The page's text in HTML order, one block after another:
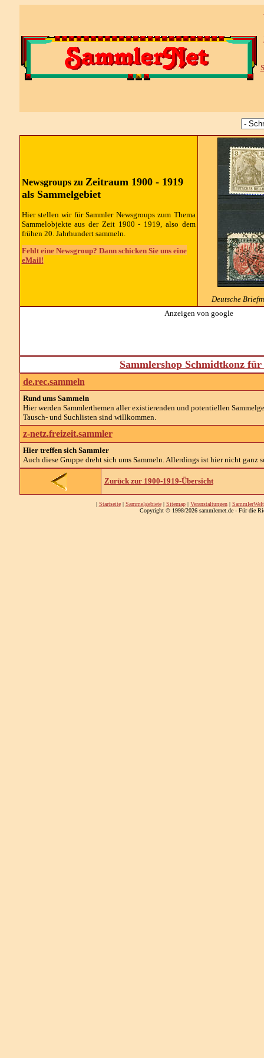
Newsgroups zu Zeitraum 1900 - 1919
als Sammelgebiet
Hier stellen wir für Sammler Newsgroups zum Thema
Sammelobjekte aus der Zeit 1900 - 1919, also dem
frühen 20. Jahrhundert sammeln.
Fehlt eine Newsgroup? Dann schicken Sie uns eine
eMail!
Deutsche
Anzeigen von google
Sammlershop Schmidtkonz
de.rec.sammeln
Rund ums Sammeln
Hier werden Sammlerthemen aller existierenden und potentiellen
Tausch- und Suchlisten sind willkommen.
z-netz.freizeit.sammler
Hier treffen sich Sammler
Auch diese Gruppe dreht sich ums Sammeln. Allerdings ist hier nicht ganz
Zurück zur 1900-1919-Übersicht
| Startseite| Sammelgebiete| Sitemap| Veranstaltungen| SammlerWelt
Copyright © 1998/2026 sammlernet.de - Für die